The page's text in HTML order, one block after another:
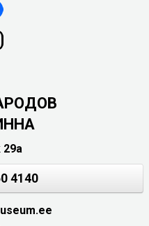
29a
4140